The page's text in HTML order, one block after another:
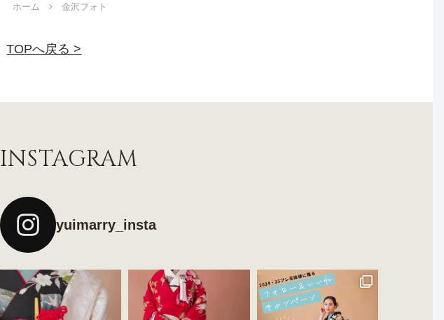
ホーム 金沢フォト
TOPへ戻る >
INSTAGRAM
yuimarry_insta